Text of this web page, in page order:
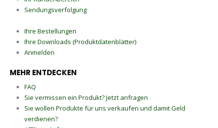
Sendungsverfolgung
Ihre Bestellungen
Ihre Downloads (Produktdatenblätter)
Anmelden
MEHR ENTDECKEN
FAQ
Sie vermissen ein Produkt? Jetzt anfragen
Sie wollen Produkte für uns verkaufen und damit Geld
verdienen?